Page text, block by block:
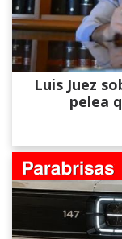
Luis Juez
pelea